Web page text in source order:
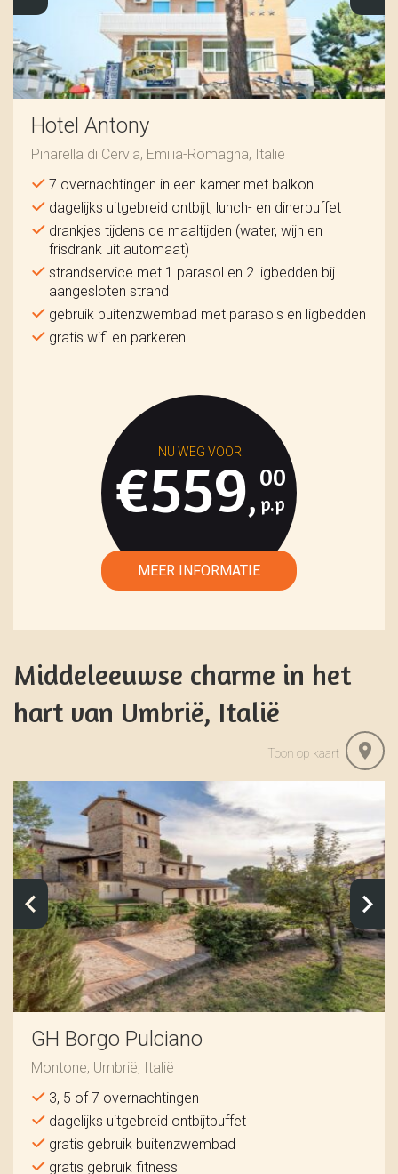
Hotel Antony
Pinarella di Cervia, Emilia-Romagna, Italië
7 overnachtingen in een kamer met balkon
dagelijks uitgebreid ontbijt, lunch- en dinerbuffet
drankjes tijdens de maaltijden (water, wijn en
frisdrank uit automaat)
strandservice met 1 parasol en 2 ligbedden bij
aangesloten strand
gebruik buitenzwembad met parasols en ligbedden
gratis wifi en parkeren
€559,
00
Middeleeuwse charme in het
hart van Umbrië, Italië
Toon op kaart
GH Borgo Pulciano
Montone, Umbrië, Italië
3, 5 of 7 overnachtingen
dagelijks uitgebreid ontbijtbuffet
gratis gebruik buitenzwembad
gratis gebruik fitness